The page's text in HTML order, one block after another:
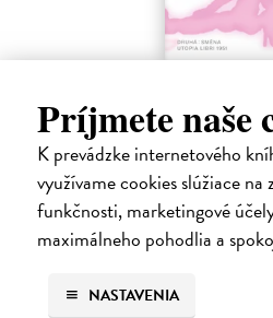
Príjmete naše
K prevádzke internetového
využívame cookies slúžiace na
funkčnosti, marketingové
maximálneho pohodlia a
NASTAVENIA
kolektív autorov| Kniha
Nezávislý feministický magazín Druhá :
sebrané texty z prvních třech let
vybraných esejích, devíti básních a
kniha…
Na sklade ?
14,00 € ?